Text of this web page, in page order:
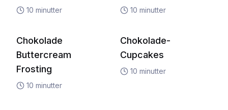
10 minutter 10 minutter
Chokolade
Buttercream
Frosting
10 minutter
Chokolade-
Cupcakes
10 minutter